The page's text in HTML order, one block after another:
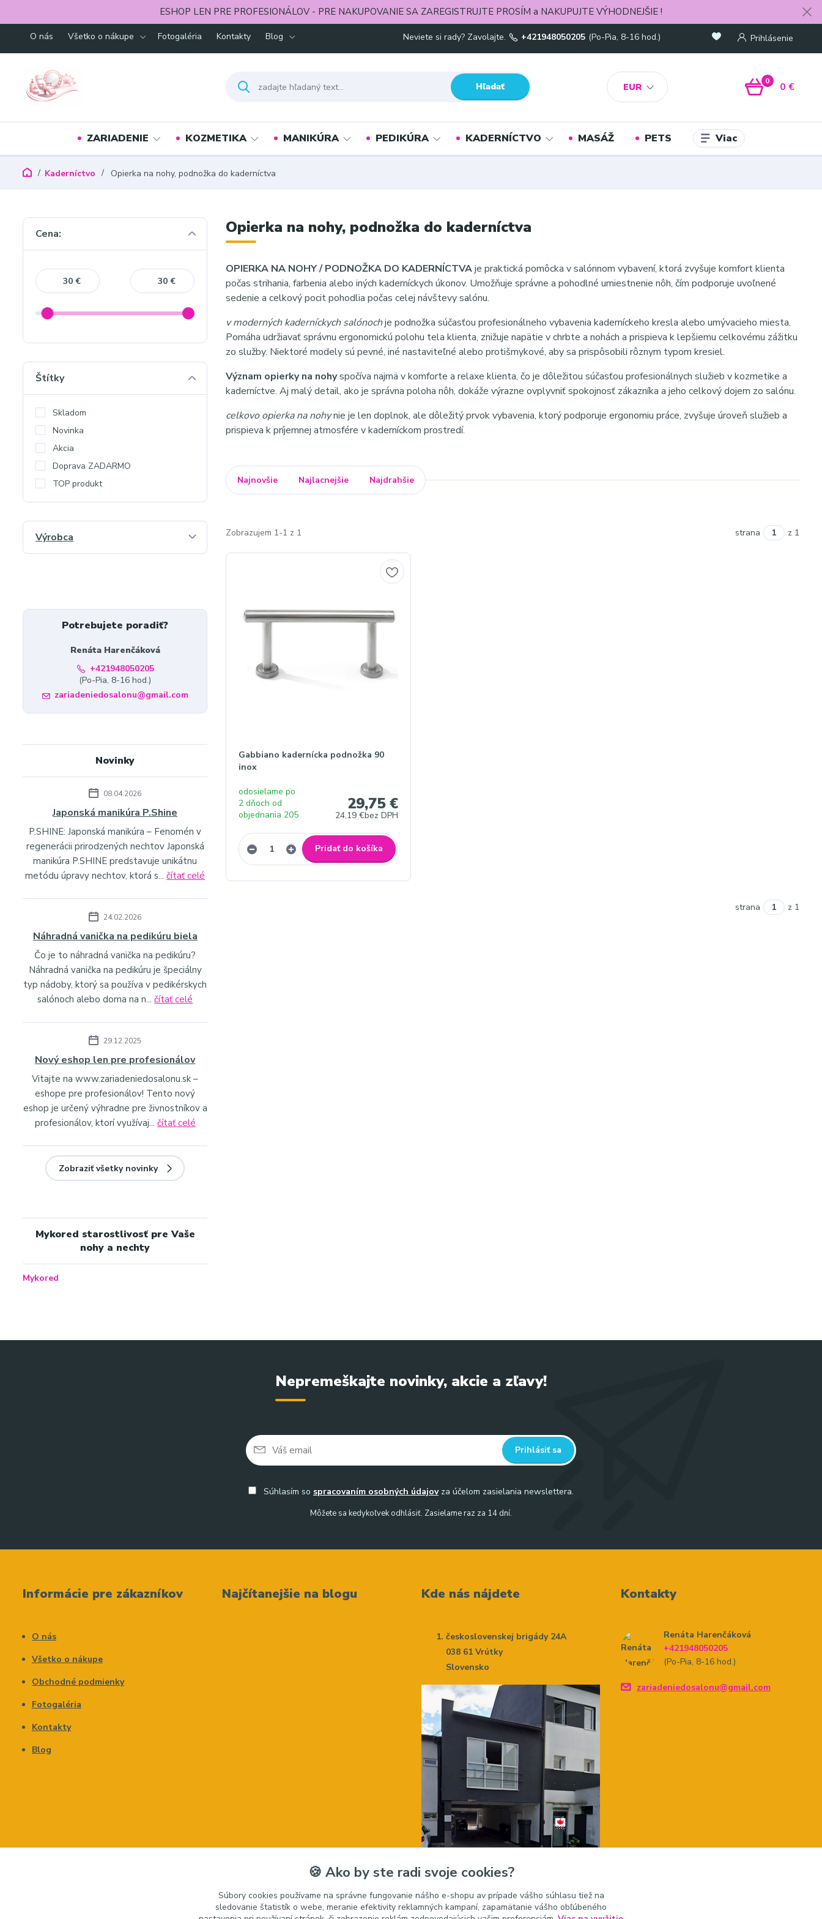
ESHOP LEN PRE PROFESIONÁLOV - PRE NAKUPOVANIE SA ZAREGISTRUJTE PROSÍM a NAKUPUJTE VÝHODNEJŠIE !
O nás Všetko o nákupe Fotogaléria Kontakty Blog
EUR
Prihlásenie
Hľadať
Neviete si rady? Zavolajte. +421948050205 (Po-Pia, 8-16 hod.)
0 0 €
ZARIADENIE KOZMETIKA MANIKÚRA PEDIKÚRA KADERNÍCTVO MASÁŽ PETS Viac
Kaderníctvo Opierka na nohy, podnožka do kaderníctva
Opierka na nohy, podnožka do kaderníctva
OPIERKA NA NOHY / PODNOŽKA DO KADERNÍCTVAje praktická pomôcka v salónnom vybavení, ktorá zvyšuje komfort klienta
počas strihania, farbenia alebo iných kaderníckych úkonov. Umožňuje správne a pohodlné umiestnenie nôh, čím podporuje uvoľnené
sedenie a celkový pocit pohodlia počas celej návštevy salónu.
v moderných kaderníckych salónochje podnožka súčasťou profesionálneho vybavenia kaderníckeho kresla alebo umývacieho miesta.
Pomáha udržiavať správnu ergonomickú polohu tela klienta, znižuje napätie v chrbte a nohách a prispieva k lepšiemu celkovému zážitku
zo služby. Niektoré modely sú pevné, iné nastaviteľné alebo protišmykové, aby sa prispôsobili rôznym typom kresiel.
Význam opierky na nohyspočíva najmä v komforte a relaxe klienta, čo je dôležitou súčasťou profesionálnych služieb v kozmetike a
kaderníctve. Aj malý detail, ako je správna poloha nôh, dokáže výrazne ovplyvniť spokojnosť zákazníka a jeho celkový dojem zo salónu.
celkovo opierka na nohynie je len doplnok, ale dôležitý prvok vybavenia, ktorý podporuje ergonomiu práce, zvyšuje úroveň služieb a
prispieva k príjemnej atmosfére v kaderníckom prostredí.
Najnovšie Najlacnejšie Najdrahšie
Zobrazujem 1-1 z 1 strana z 1
Gabbiano kadernícka podnožka 90
inox
29,75 €
24,19 €bez DPH
odosielame po
2 dňoch od
objednania 205
Pridať do košíka
strana z 1
Cena:
€ €
Štítky
Skladom
Novinka
Akcia
Doprava ZADARMO
TOP produkt
Výrobca
Potrebujete poradiť?
Renáta Harenčáková
+421948050205
(Po-Pia, 8-16 hod.)
zariadeniedosalonu@gmail.com
Novinky
08.04.2026
Japonská manikúra P.Shine
P.SHINE: Japonská manikúra – Fenomén v
regenerácii prirodzených nechtov Japonská
manikúra P.SHINE predstavuje unikátnu
metódu úpravy nechtov, ktorá s...čítať celé
24.02.2026
Náhradná vanička na pedikúru biela
Čo je to náhradná vanička na pedikúru?
Náhradná vanička na pedikúru je špeciálny
typ nádoby, ktorý sa používa v pedikérskych
salónoch alebo doma na n...čítať celé
29.12.2025
Nový eshop len pre profesionálov
Vitajte na www.zariadeniedosalonu.sk –
eshope pre profesionálov! Tento nový
eshop je určený výhradne pre živnostníkov a
profesionálov, ktorí využívaj... čítať celé
Zobraziť všetky novinky
Mykored starostlivosť pre Vaše
nohy a nechty
Mykored
Nepremeškajte novinky, akcie a zľavy!
Prihlásiť sa
Súhlasím so spracovaním osobných údajovza účelom zasielania newslettera.
Môžete sa kedykoľvek odhlásiť. Zasielame raz za 14 dní.
Informácie pre zákazníkov
O nás
Všetko o nákupe
Obchodné podmienky
Fotogaléria
Kontakty
Blog
Najčítanejšie na blogu Kde nás nájdete
československej brigády 24A
038 61 Vrútky
Slovensko
Kontakty
Renáta Harenčáková
+421948050205
(Po-Pia, 8-16 hod.)
zariadeniedosalonu@gmail.com
🍪 Ako by ste radi svoje cookies?
Súbory cookies používame na správne fungovanie nášho e-shopu av prípade vášho súhlasu tiež na
sledovanie štatistík o webe, meranie efektivity reklamných kampaní, zapamätanie vášho obľúbeného